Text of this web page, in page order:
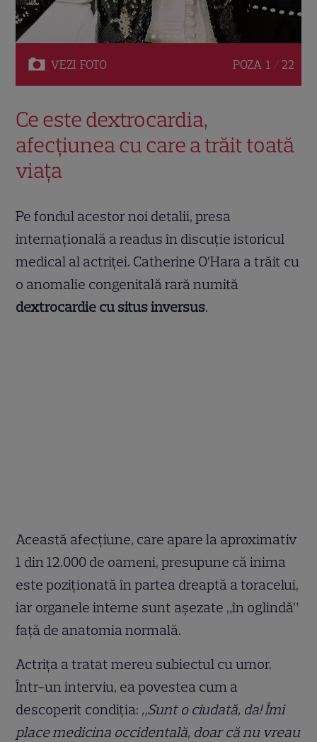
VEZI FOTO POZA 1 / 22
Ce este dextrocardia,
afecțiunea cu care a trăit toată
viața
Pe fondul acestor noi detalii, presa
internațională a readus în discuție istoricul
medical al actriței. Catherine O’Hara a trăit cu
o anomalie congenitală rară numită
dextrocardie cu situs inversus.
Această afecțiune, care apare la aproximativ
1 din 12.000 de oameni, presupune că inima
este poziționată în partea dreaptă a toracelui,
iar organele interne sunt așezate „în oglindă”
față de anatomia normală.
Actrița a tratat mereu subiectul cu umor.
Într-un interviu, ea povestea cum a
descoperit condiția: „Sunt o ciudată, da! Îmi
place medicina occidentală, doar că nu vreau